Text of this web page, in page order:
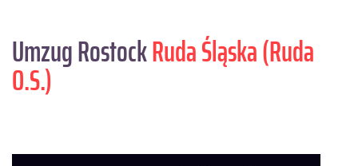
Umzug RostockRuda Śląska (Ruda
O.S.)